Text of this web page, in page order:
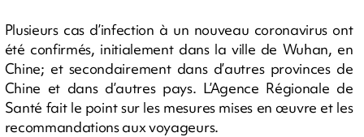
Plusieurs cas d’infection à un nouveau coronavirus ont
été confirmés, initialement dans la ville de Wuhan, en
Chine; et secondairement dans d’autres provinces de
Chine et dans d’autres pays. L’Agence Régionale de
Santé fait le point sur les mesures mises en œuvre et les
recommandations aux voyageurs.